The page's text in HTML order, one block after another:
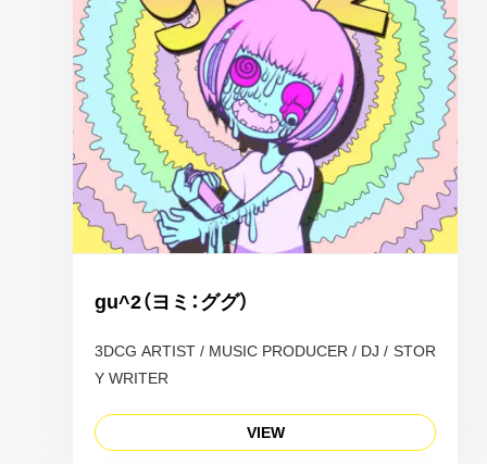
gu^2（ヨミ：ググ）
3DCG ARTIST / MUSIC PRODUCER / DJ / STOR
Y WRITER
VIEW